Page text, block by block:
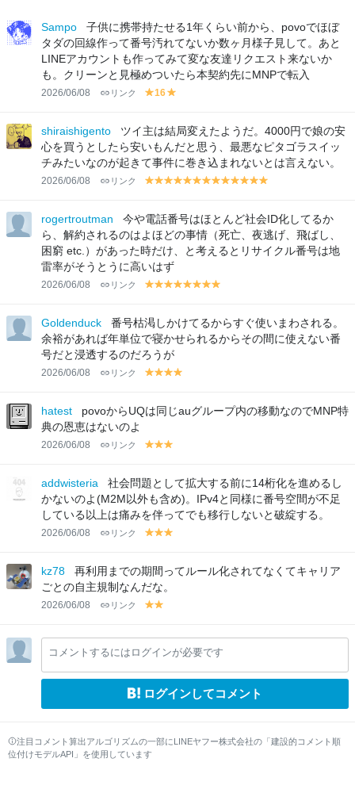
Sampo
子供に携帯持たせる1年くらい前から、povoでほぼ
タダの回線作って番号汚れてないか数ヶ月様子見して。あと
LINEアカウントも作ってみて変な友達リクエスト来ないか
も。クリーンと見極めついたら本契約先にMNPで転入
2026/06/08 リンク
y
lo
w
16
lo
w
shiraishigento
ツイ主は結局変えたようだ。4000円で娘の安
心を買うとしたら安いもんだと思う、最悪なピタゴラスイッ
チみたいなのが起きて事件に巻き込まれないとは言えない。
2026/06/08 リンク
y
lo
w
y
lo
w
y
lo
w
y
lo
w
y
lo
w
y
lo
w
y
lo
w
y
lo
w
y
lo
w
y
lo
w
y
lo
w
y
lo
w
lo
w
rogertroutman
今や電話番号はほとんど社会ID化してるか
ら、解約されるのはよほどの事情（死亡、夜逃げ、飛ばし、
困窮 etc.）があった時だけ、と考えるとリサイクル番号は地
雷率がそうとうに高いはず
2026/06/08 リンク
y
lo
w
y
lo
w
y
lo
w
y
lo
w
y
lo
w
y
lo
w
y
lo
w
lo
w
Goldenduck
番号枯渇しかけてるからすぐ使いまわされる。
余裕があれば年単位で寝かせられるからその間に使えない番
号だと浸透するのだろうが
2026/06/08 リンク
y
lo
y
lo
y
lo lo
hatest
povoからUQは同じauグループ内の移動なのでMNP特
典の恩恵はないのよ
2026/06/08 リンク
y
lo
w
y
lo
w
lo
w
addwisteria
社会問題として拡大する前に14桁化を進めるし
かないのよ(M2M以外も含め)。IPv4と同様に番号空間が不足
している以上は痛みを伴ってでも移行しないと破綻する。
2026/06/08 リンク
y
lo
w
y
lo
w
kz78
再利用までの期間ってルール化されてなくてキャリア
ごとの自主規制なんだな。
2026/06/08 リンク
y
lo
w
lo
w
コメントするにはログインが必要です
ログインしてコメント
注目コメント算出アルゴリズムの一部にLINEヤフー株式会社の「建設的コメント順
位付けモデルAPI」を使用しています